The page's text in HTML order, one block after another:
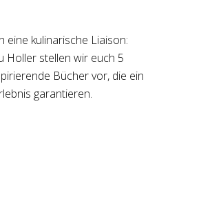
eine kulinarische Liaison:
Holler stellen wir euch 5
Bücher vor, die ein
garantieren.